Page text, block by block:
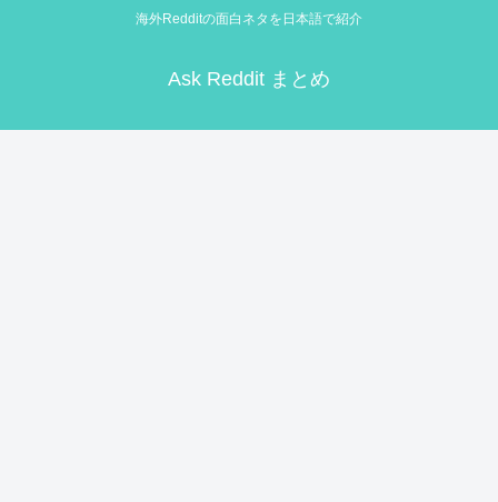
海外Redditの面白ネタを日本語で紹介
Ask Reddit まとめ